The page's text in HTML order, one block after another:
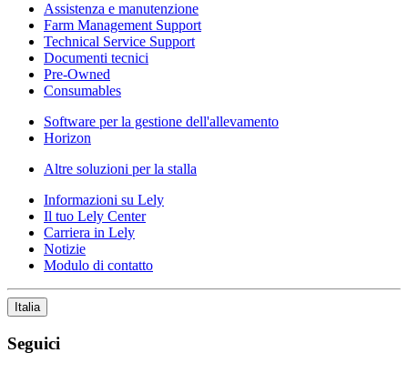
Assistenza e manutenzione
Farm Management Support
Technical Service Support
Documenti tecnici
Pre-Owned
Consumables
Software per la gestione dell'allevamento
Horizon
Altre soluzioni per la stalla
Informazioni su Lely
Il tuo Lely Center
Carriera in Lely
Notizie
Modulo di contatto
Italia
Seguici